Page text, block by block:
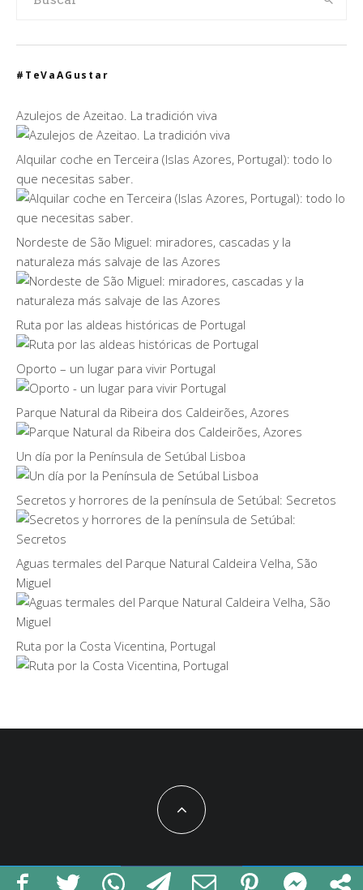
#TeVaAGustar
Azulejos de Azeitao. La tradición viva
Alquilar coche en Terceira (Islas Azores, Portugal): todo lo
que necesitas saber.
Nordeste de São Miguel: miradores, cascadas y la
naturaleza más salvaje de las Azores
Ruta por las aldeas históricas de Portugal
Oporto – un lugar para vivir Portugal
Parque Natural da Ribeira dos Caldeirões, Azores
Un día por la Península de Setúbal Lisboa
Secretos y horrores de la península de Setúbal: Secretos
Aguas termales del Parque Natural Caldeira Velha, São
Miguel
Ruta por la Costa Vicentina, Portugal